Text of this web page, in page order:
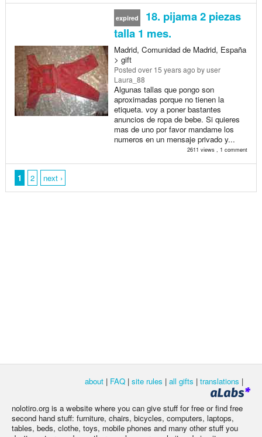
expired
18. pijama 2 piezas
talla 1 mes.
Madrid, Comunidad de Madrid, España
> gift
Posted over 15 years ago by user
Laura_88
Algunas tallas que pongo son
aproximadas porque no tienen la
etiqueta. voy a poner bastantes
anuncios de ropa de bebe. Si quieres
mas de uno por favor mandame los
numeros en un mensaje privado y...
2611 views , 1 comment
1 2 next ›
about | FAQ | site rules | all gifts | translations |
nolotiro.org is a website where you can give stuff for free or find free
second hand stuff: furniture, chairs, bicycles, computers, laptops,
tables, beds, clothe, toys, mobile phones and many other stuff you